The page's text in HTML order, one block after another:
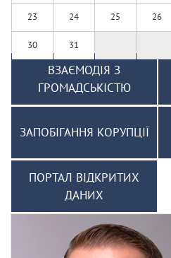
23 24 25 26
30 31
ВЗАЄМОДІЯ З
ГРОМАДСЬКІСТЮ
ЗАПОБІГАННЯ КОРУПЦІЇ
ПОРТАЛ ВІДКРИТИХ
ДАНИХ